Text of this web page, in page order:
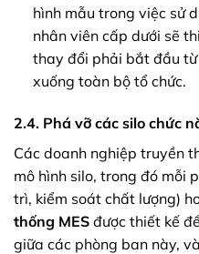
hình mẫu trong việc sử
nhân viên cấp dưới sẽ
thay đổi phải bắt đầu
xuống toàn bộ tổ chức.
2.4. Phá vỡ các silo chức
Các doanh nghiệp truyền
mô hình silo, trong đó mỗi
trì, kiểm soát chất lượng)
thống MES được thiết kế
giữa các phòng ban này,